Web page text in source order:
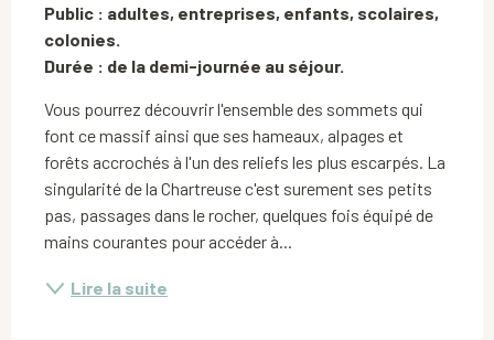
Public : adultes, entreprises, enfants, scolaires,
colonies.
Durée : de la demi-journée au séjour.
Vous pourrez découvrir l'ensemble des sommets qui
font ce massif ainsi que ses hameaux, alpages et
forêts accrochés à l'un des reliefs les plus escarpés. La
singularité de la Chartreuse c'est surement ses petits
pas, passages dans le rocher, quelques fois équipé de
mains courantes pour accéder à...
Lire la suite